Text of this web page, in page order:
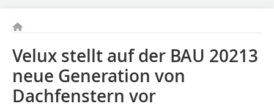
Velux stellt auf der BAU 20213
neue Generation von
Dachfenstern vor